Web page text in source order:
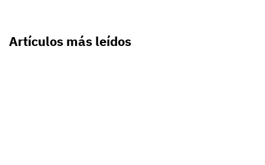
Artículos más leídos